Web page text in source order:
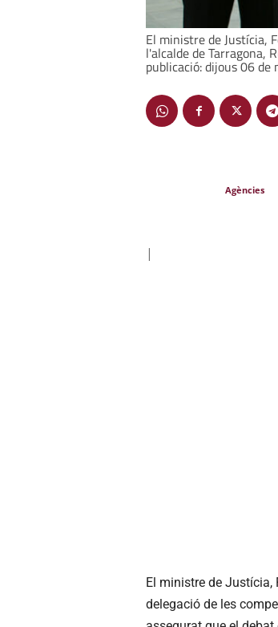
El ministre de Justícia,
l'alcalde de Tarragona,
publicació: dijous 06
Agències
|
El ministre de Justícia,
delegació de les